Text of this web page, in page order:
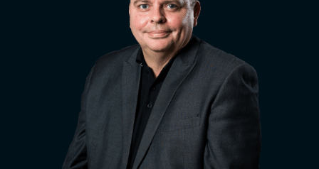
Taza 103.0
Taounate 95.6
Tiznit 103.1
SkhourRhamna 92.2
Taroudant 104.9
Guelmim 91.9
Tan-Tan 95.2
Tafraout 104.9
Casablanca 92.5 Hz
Rabat, Salé 106.9 Hz
Marrakech 90.5 Hz